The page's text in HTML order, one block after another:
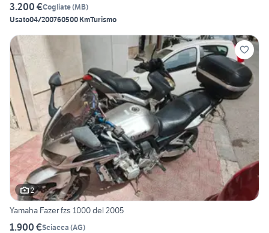
3.200 €Cogliate(MB)
Usato04/200760500 KmTurismo
2
Yamaha Fazer fzs 1000 del 2005
1.900 €Sciacca (AG)